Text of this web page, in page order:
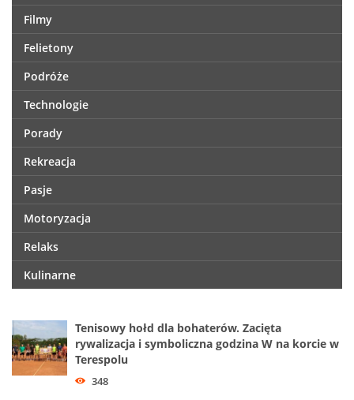
Filmy
Felietony
Podróże
Technologie
Porady
Rekreacja
Pasje
Motoryzacja
Relaks
Kulinarne
Tenisowy hołd dla bohaterów. Zacięta
rywalizacja i symboliczna godzina W na korcie w
Terespolu
348